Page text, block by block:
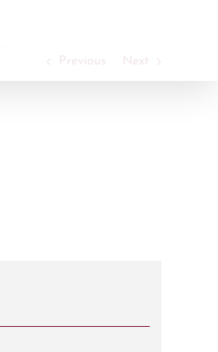
Previous Next